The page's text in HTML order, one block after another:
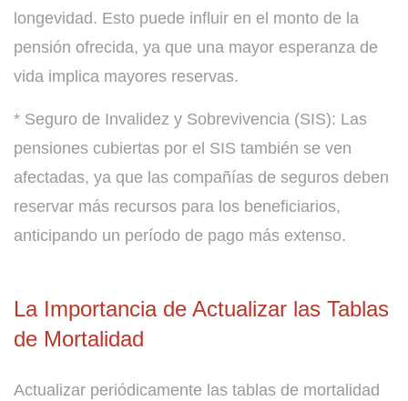
longevidad. Esto puede influir en el monto de la
pensión ofrecida, ya que una mayor esperanza de
vida implica mayores reservas.
* Seguro de Invalidez y Sobrevivencia (SIS): Las
pensiones cubiertas por el SIS también se ven
afectadas, ya que las compañías de seguros deben
reservar más recursos para los beneficiarios,
anticipando un período de pago más extenso.
La Importancia de Actualizar las Tablas
de Mortalidad
Actualizar periódicamente las tablas de mortalidad